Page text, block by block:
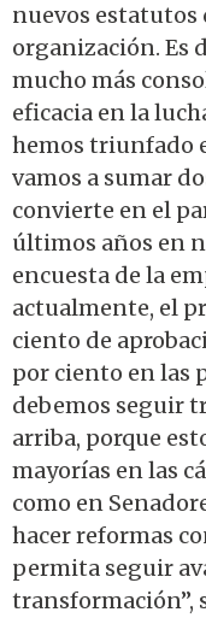
nuevos
organización. Es
mucho más
eficacia en la
hemos triunfado
vamos a sumar
convierte en el
últimos años en
encuesta de la
actualmente, el
ciento de
por ciento en las
debemos seguir
arriba, porque
mayorías en las
como en
hacer reformas
permita seguir
transformación”,